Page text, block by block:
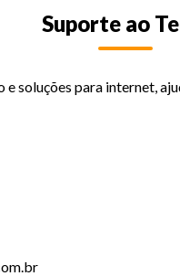
Suporte ao
soluções para internet,